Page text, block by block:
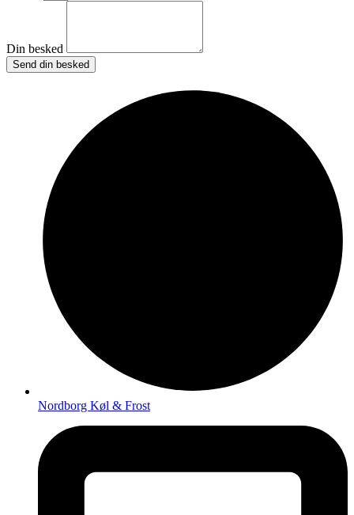
Din besked
Send din besked
Nordborg Køl & Frost